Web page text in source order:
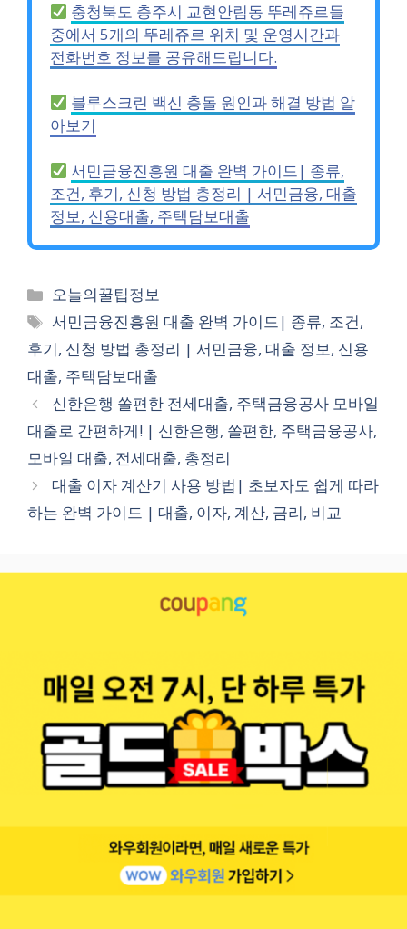
충청북도 충주시 교현안림동 뚜레쥬르들
중에서 5개의 뚜레쥬르 위치 및 운영시간과
전화번호 정보를 공유해드립니다.
블루스크린 백신 충돌 원인과 해결 방법 알
아보기
서민금융진흥원 대출 완벽 가이드| 종류,
조건, 후기, 신청 방법 총정리 | 서민금융, 대출
정보, 신용대출, 주택담보대출
카
테
고
리
오늘의꿀팁정보
태
그
서민금융진흥원 대출 완벽 가이드| 종류, 조건,
후기, 신청 방법 총정리 | 서민금융, 대출 정보, 신용
대출, 주택담보대출
신한은행 쏠편한 전세대출, 주택금융공사 모바일
대출로 간편하게! | 신한은행, 쏠편한, 주택금융공사,
모바일 대출, 전세대출, 총정리
대출 이자 계산기 사용 방법| 초보자도 쉽게 따라
하는 완벽 가이드 | 대출, 이자, 계산, 금리, 비교